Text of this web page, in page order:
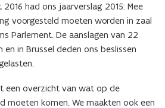
had ons jaarverslag 2015: Mee
voorgesteld moeten worden in zaal
Parlement. De aanslagen van 22
in Brussel deden ons beslissen
een overzicht van wat op de
moeten komen. We maakten ook een